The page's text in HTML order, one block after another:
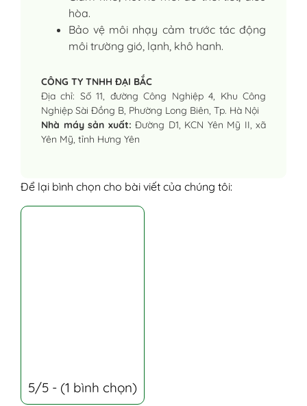
hòa.
Bảo vệ môi nhạy cảm trước tác động
môi trường gió, lạnh, khô hanh.
CÔNG TY TNHH ĐẠI BẮC
Địa chỉ: Số 11, đường Công Nghiệp 4, Khu Công
Nghiệp Sài Đồng B, Phường Long Biên, Tp. Hà Nội
Nhà máy sản xuất: Đường D1, KCN Yên Mỹ II, xã
Yên Mỹ, tỉnh Hưng Yên
Để lại bình chọn cho bài viết của chúng tôi:
5/5 - (1 bình chọn)